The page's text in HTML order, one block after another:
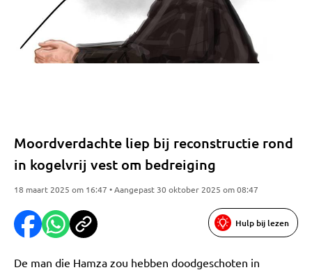
Moordverdachte liep bij reconstructie rond
in kogelvrij vest om bedreiging
18 maart 2025 om 16:47 • Aangepast 30 oktober 2025 om 08:47
Hulp bij lezen
De man die Hamza zou hebben doodgeschoten in